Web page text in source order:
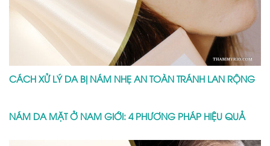
CÁCH XỬ LÝ DA BỊ NÁM NHẸ AN TOÀN TRÁNH LAN RỘNG
NÁM DA MẶT Ở NAM GIỚI: 4 PHƯƠNG PHÁP HIỆU QUẢ